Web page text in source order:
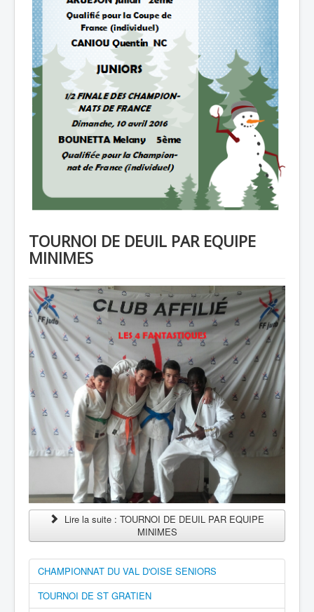
TOURNOI DE DEUIL PAR EQUIPE
MINIMES
Lire la suite : TOURNOI DE DEUIL PAR EQUIPE
MINIMES
CHAMPIONNAT DU VAL D'OISE SENIORS
TOURNOI DE ST GRATIEN